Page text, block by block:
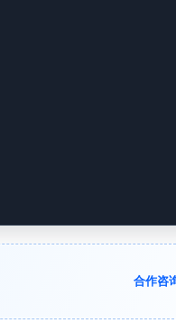
合作咨